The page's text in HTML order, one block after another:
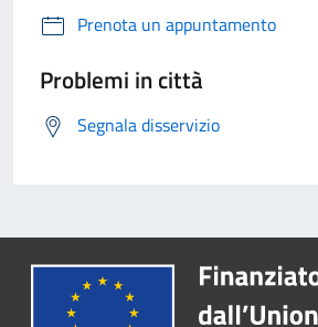
Prenota un appuntamento
Problemi in città
Segnala disservizio